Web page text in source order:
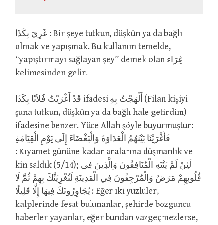
غَرِيَ بِكَذَا : Bir şeye tutkun, düşkün ya da bağlı
olmak ve yapışmak. Bu kullanım temelde,
“yapıştırmayı sağlayan şey” demek olan غِرَاء
kelimesinden gelir.
قَدْ أَغْرَيْتُ فُلاَنًا بِكَذَا ifadesi أَلْهَجْتُ بِهِ (Filan kişiyi
şuna tutkun, düşkün ya da bağlı hale getirdim)
ifadesine benzer. Yüce Allah şöyle buyurmuştur:
فَأَغْرَيْنَا بَيْنَهُمُ الْعَدَاوَةَ وَالْبَغْضَاءَ إِلَى يَوْمِ الْقِيَامَةِ
: Kıyamet gününe kadar aralarına düşmanlık ve
kin saldık (5/14); لَئِنْ لَمْ يَنْتَهِ الْمُنَافِقُونَ وَالَّذِينَ فِي
قُلُوبِهِمْ مَرَضٌ وَالْمُرْجِفُونَ فِي الْمَدِينَةِ لَنُغْرِيَنَّكَ بِهِمْ ثُمَّ لَا
يُجَاوِرُونَكَ فِيهَا إِلَّا قَلِيلًا : Eğer iki yüzlüler,
kalplerinde fesat bulunanlar, şehirde bozguncu
haberler yayanlar, eğer bundan vazgeçmezlerse,